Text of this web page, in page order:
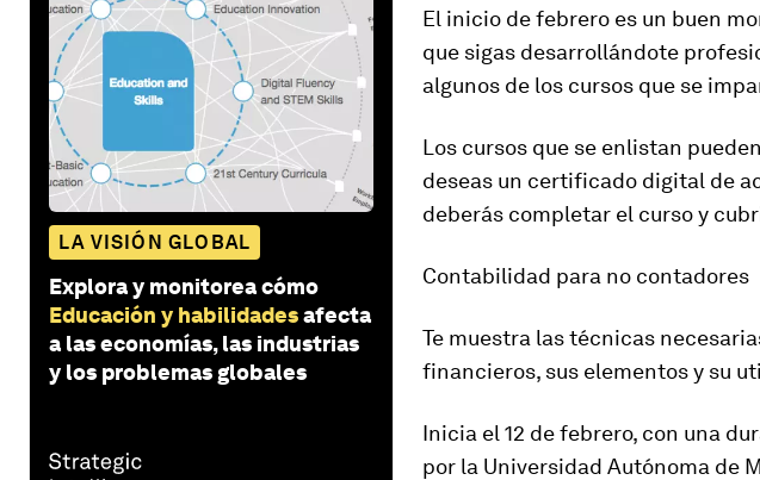
LA VISIÓN GLOBAL
Explora y monitorea cómo
Educación y habilidadesafecta
a las economías, las industrias
y los problemas globales
El inicio defebrero es un buen
que sigas desarrollándote
algunos de los cursos que se
Los cursos que se enlistan
deseas un certificado digital de
deberás completar el curso y
Contabilidad para no contadores
Te muestra las técnicas
financieros, sus elementos y su
Inicia el 12 de febrero, con una
por la Universidad Autónoma de